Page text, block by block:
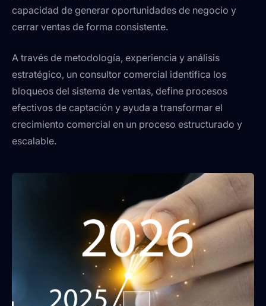
capacidad de generar oportunidades de negocio y
cerrar ventas de forma consistente.
A través de metodología, experiencia y análisis
estratégico, un consultor comercial identifica los
bloqueos del sistema de ventas, define procesos
efectivos de captación y ayuda a transformar el
crecimiento comercial en un proceso estructurado y
escalable.